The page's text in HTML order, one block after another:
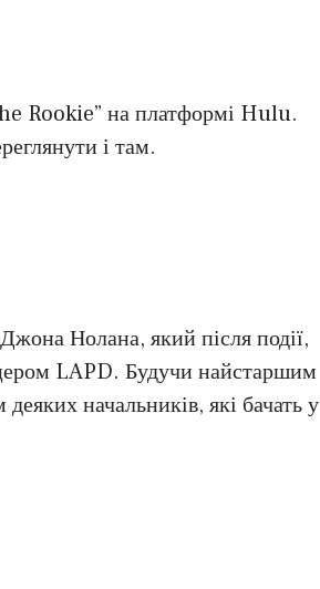
Rookie” на платформі Hulu.
і там.
Нолана, який після події,
LAPD. Будучи найстаршим
начальників, які бачать у